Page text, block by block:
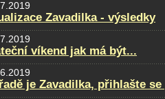
Zavadilka - výsledky
víkend jak má být...
je Zavadilka, přihlašte